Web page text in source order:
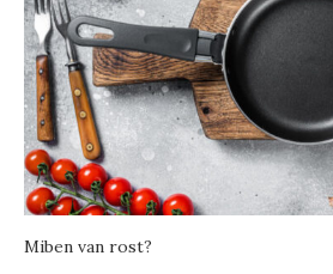
Miben van rost?